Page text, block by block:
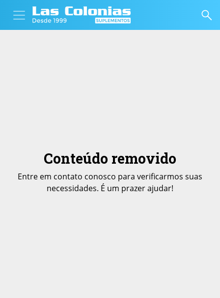
Conteúdo removido
Entre em contato conosco para verificarmos suas
necessidades. É um prazer ajudar!